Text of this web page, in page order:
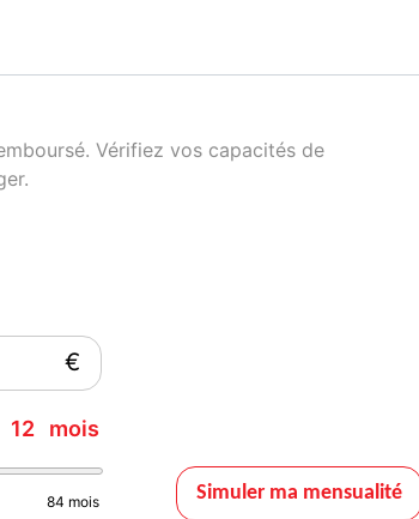
Crit'Air
Vérifiez vos capacités de
€
12 mois
84 mois Simuler ma mensualité